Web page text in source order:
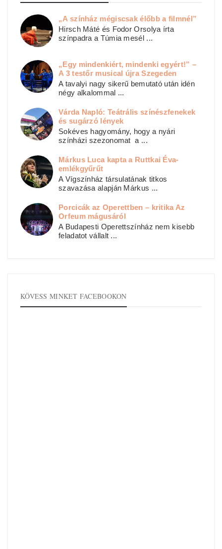
„A színház mégiscsak élőbb a filmnél”
Hirsch Máté és Fodor Orsolya írta
színpadra a Túmia mesél ...
„Egy mindenkiért, mindenki egyért!” –
A 3 testőr musical újra Szegeden
A tavalyi nagy sikerű bemutató után idén
négy alkalommal ...
Várda Napló: Teátrális színészfenekek
és sugárzó lények
Sokéves hagyomány, hogy a nyári
színházi szezonomat a ...
Márkus Luca kapta a Ruttkai Éva-
emlékgyűrűt
A Vígszínház társulatának titkos
szavazása alapján Márkus ...
Porcicák az Operettben – kritika Az
Orfeum mágusáról
A Budapesti Operettszínház nem kisebb
feladatot vállalt ...
KÖVESS MINKET FACEBOOKON